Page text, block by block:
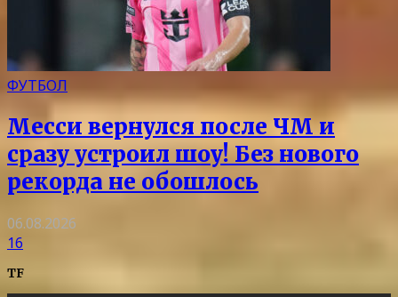
ФУТБОЛ
Месси вернулся после ЧМ и
сразу устроил шоу! Без нового
рекорда не обошлось
06.08.2026
16
TF